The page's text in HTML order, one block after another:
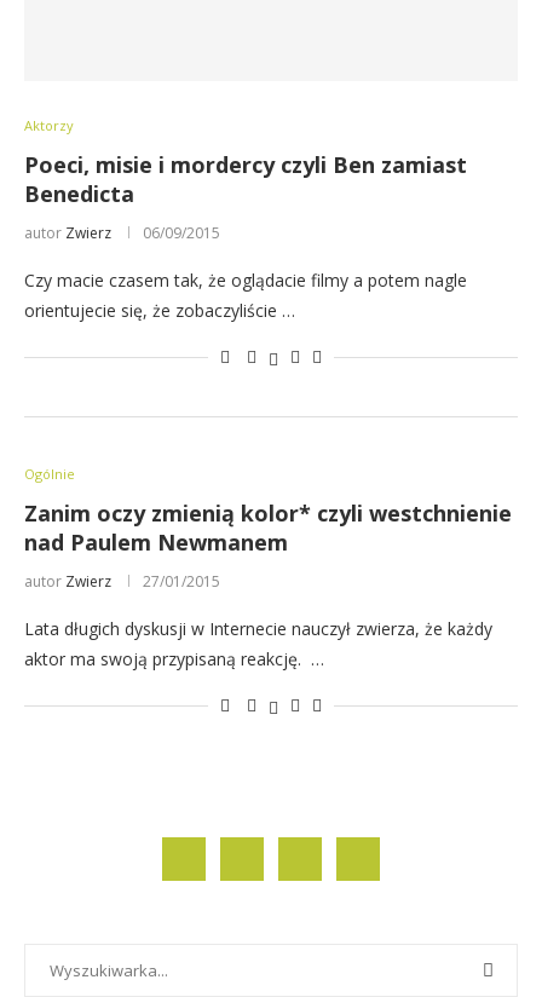
Aktorzy
Poeci, misie i mordercy czyli Ben zamiast
Benedicta
autor Zwierz 06/09/2015
Czy macie czasem tak, że oglądacie filmy a potem nagle
orientujecie się, że zobaczyliście …
Ogólnie
Zanim oczy zmienią kolor* czyli westchnienie
nad Paulem Newmanem
autor Zwierz 27/01/2015
Lata długich dyskusji w Internecie nauczył zwierza, że każdy
aktor ma swoją przypisaną reakcję. …